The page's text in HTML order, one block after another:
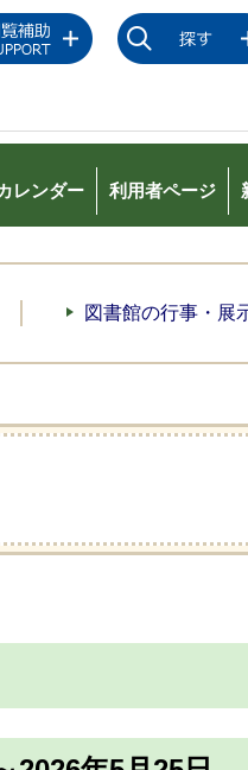
レンダー 利用者ページ
図書館の行事・展